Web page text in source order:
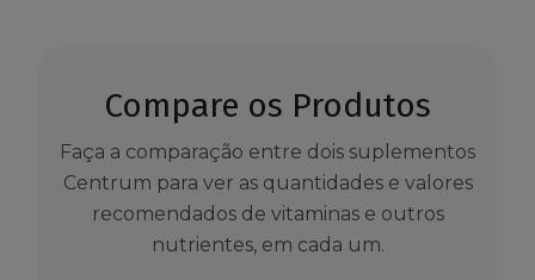
Compare os Produtos
Faça a comparação entre dois suplementos
Centrum para ver as quantidades e valores
recomendados de vitaminas e outros
nutrientes, em cada um.